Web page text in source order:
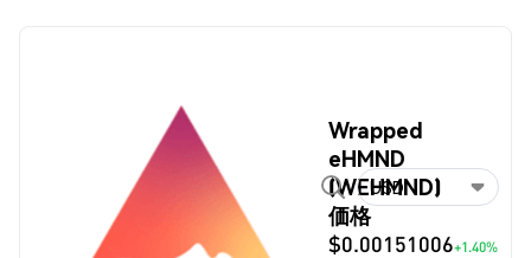
Wrapped
eHMND
(WEHMND)
価格
$0.00151006+1.40%
USD